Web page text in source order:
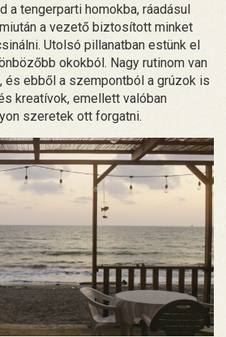
a tengerparti homokba, ráadásul
a vezető biztosított minket
Utolsó pillanatban estünk el
okokból. Nagy rutinom van
és ebből a szempontból a grúzok is
kreatívok, emellett valóban
szeretek ott forgatni.